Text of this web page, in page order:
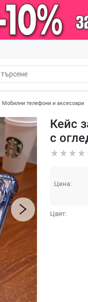
Мобилни телефони и аксесоари
Кейс
с
Цена:
Цвят: